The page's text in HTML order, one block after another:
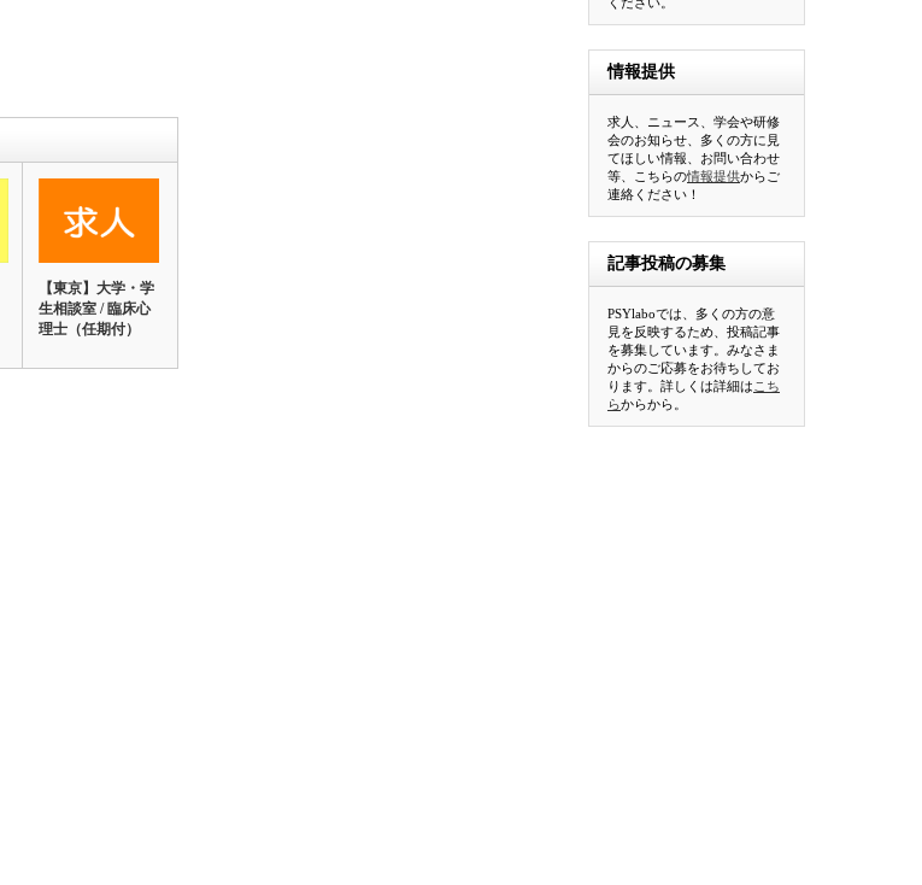
【東京】大学・学
生相談室 / 臨床心
理士（任期付）
情報提供
求人、ニュース、学会や研修
会のお知らせ、多くの方に見
てほしい情報、お問い合わせ
等、こちらの情報提供からご
連絡ください！
記事投稿の募集
PSYlaboでは、多くの方の意
見を反映するため、投稿記事
を募集しています。みなさま
からのご応募をお待ちしてお
ります。詳しくは詳細は こち
らからから。